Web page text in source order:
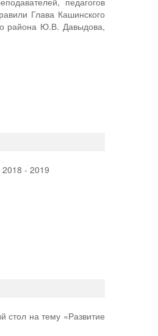
Глава Кашинского
района Ю.В. Давыдова,
2018 - 2019
стол на тему «Развитие